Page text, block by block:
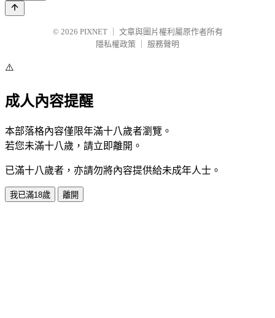
© 2026 PIXNET
文章與圖片權利屬原作者所有
隱私權政策
服務聲明
⚠️
成人內容提醒
本部落格內容僅限年滿十八歲者瀏覽。
若您未滿十八歲，請立即離開。
已滿十八歲者，亦請勿將內容提供給未成年人士。
我已滿18歲 離開